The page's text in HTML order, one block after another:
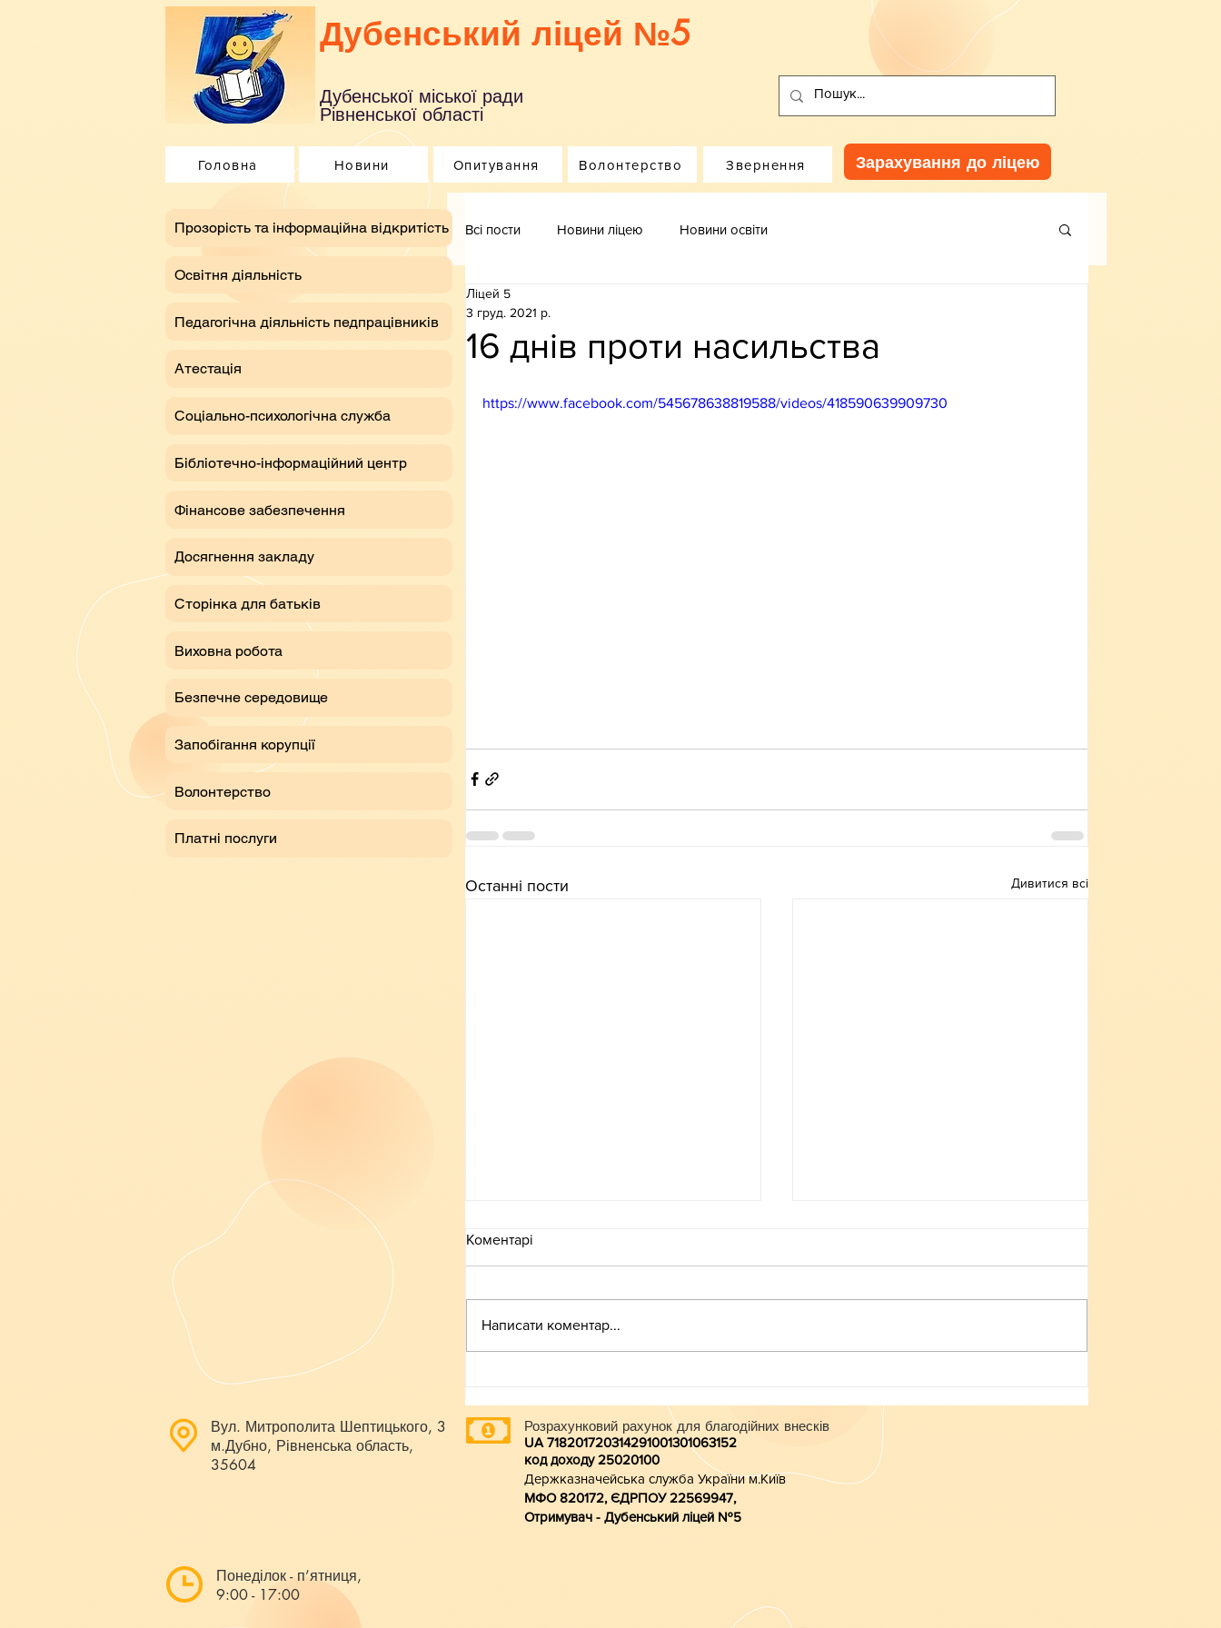
Дубенський ліцей №5
Дубенської міської ради
Рівненської області
Головна Новини Опитування Волонтерство Звернення Зарахування до ліцею
Всі пости Новини ліцею Новини освіти
16 днів проти насильства
Ліцей 5
3 груд. 2021 р.
https://www.facebook.com/545678638819588/videos/418590639909730
Останні пости Дивитися всі
Небезпека зачепінгу
Коментарі
Написати коментар...
​Прозорість та інформаційна відкритість
Освітня діяльність
Педагогічна діяльність педпрацівників
Атестація
Соціально-психологічна служба
Бібліотечно-інформаційний центр
Фінансове забезпечення
Досягнення закладу
Сторінка для батьків
Виховна робота
Безпечне середовище
Запобігання корупції
Волонтерство
Платні послуги
Вул. Митрополита Шептицького, 3
м.Дубно, Рівненська область,
35604
Понеділок - п’ятниця,
9:00 - 17:00
Розрахунковий рахунок для благодійних внесків
UA 718201720314291001301063152
код доходу 25020100
Держказначейська служба України м.Київ
МФО 820172, ЄДРПОУ 22569947,
Отримувач - Дубенський ліцей №5